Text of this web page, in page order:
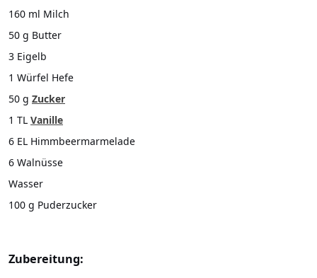
160 ml Milch
50 g Butter
3 Eigelb
1 Würfel Hefe
50 g Zucker
1 TL Vanille
6 EL Himmbeermarmelade
6 Walnüsse
Wasser
100 g Puderzucker
Zubereitung: